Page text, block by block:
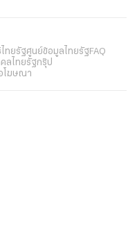
ทยรัฐศูนย์ข้อมูลไทยรัฐFAQ
ลไทยรัฐกรุ๊ป
โฆษณา